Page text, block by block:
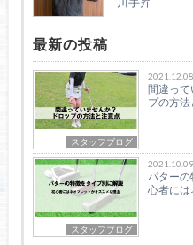
最新の投稿
スタッフブログ
2021.12.08
間違って
プの方
スタッフブログ
2021.10.09
パター
心者には